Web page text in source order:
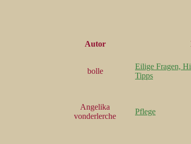
Autor
bolle
Eilige Fragen,
Tipps
Angelika
vonderlerche
Pflege